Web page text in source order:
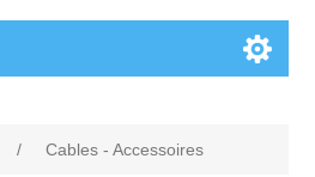
/ Cables - Accessoires